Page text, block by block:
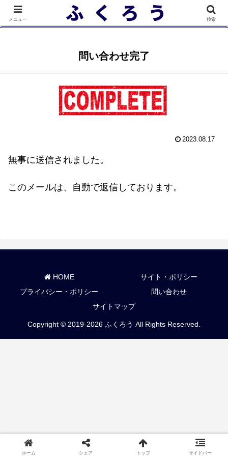
落選者一覧 政党別 (2/10)
問い合わせ完了
2023.08.17
無事に送信されました。
このメールは、自動で返信しております。
HOME
サイト・ポリシー
プライバシー・ポリシー
問い合わせ
サイトマップ
Copyright © 2019-2026 ふくろう All Rights Reserved.
メニュー 検索
ホーム シェア トップ サイドバー